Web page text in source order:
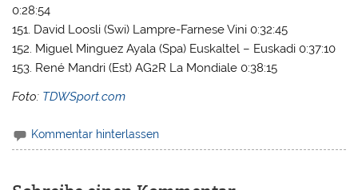
0:28:54
151. David Loosli (Swi) Lampre-Farnese Vini 0:32:45
152. Miguel Minguez Ayala (Spa) Euskaltel – Euskadi 0:37:10
153. René Mandri (Est) AG2R La Mondiale 0:38:15
Foto: TDWSport.com
Kommentar hinterlassen